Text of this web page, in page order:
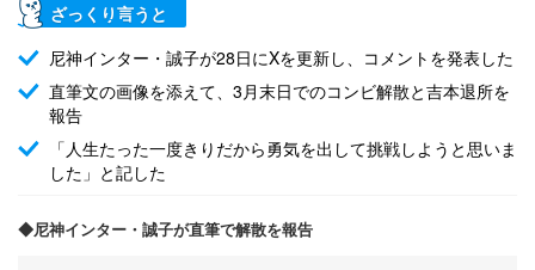
ざっくり言うと
尼神インター・誠子が28日にXを更新し、コメントを発表した
直筆文の画像を添えて、3月末日でのコンビ解散と吉本退所を
報告
「人生たった一度きりだから勇気を出して挑戦しようと思いま
した」と記した
◆尼神インター・誠子が直筆で解散を報告